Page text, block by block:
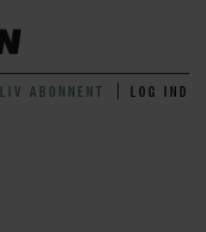
ABONNENT LOG IND